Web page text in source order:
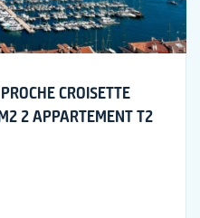
CROISETTE
2 APPARTEMENT T2